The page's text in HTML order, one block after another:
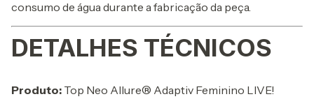
consumo de água durante a fabricação da peça.
DETALHES TÉCNICOS
Produto: Top Neo Allure® Adaptiv Feminino LIVE!